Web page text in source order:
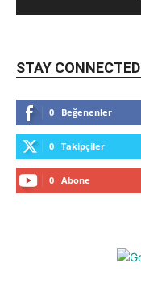
STAY CONNECTED
0 Beğenenler
0 Takipçiler
0 Abone